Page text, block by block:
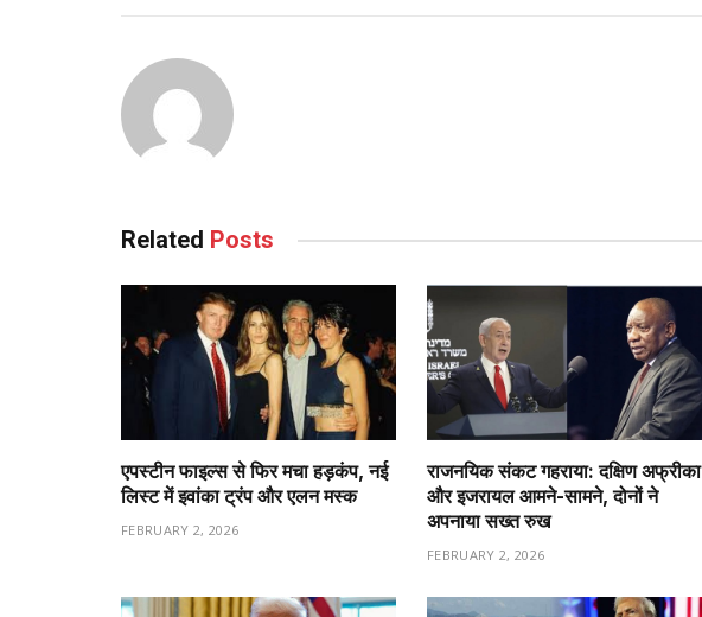
Related Posts
एपस्टीन फाइल्स से फिर मचा हड़कंप, नई
लिस्ट में इवांका ट्रंप और एलन मस्क
FEBRUARY 2, 2026
राजनयिक संकट गहराया: दक्षिण अफ्रीका
और इजरायल आमने-सामने, दोनों ने
अपनाया सख्त रुख
FEBRUARY 2, 2026